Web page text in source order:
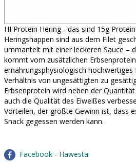
HI Protein Hering - das sind 15g
Heringshappen sind aus dem Filet
ummantelt mit einer leckeren Sauce –
kommt vom zusätzlichen
ernährungsphysiologisch
Verhältnis von ungesättigten zu
Erbsenprotein wird neben der
auch die Qualität des Eiweißes
Vorteilen, der größte Gewinn ist, dass
Snack gegessen werden kann.
Facebook - Hawesta